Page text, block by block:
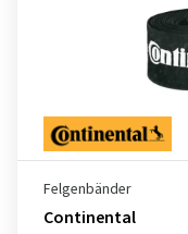
Felgenbänder
Continental